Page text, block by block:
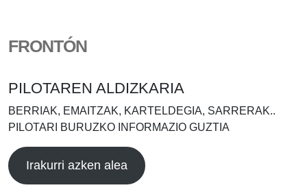
FRONTÓN
PILOTAREN ALDIZKARIA
BERRIAK, EMAITZAK, KARTELDEGIA, SARRERAK..
PILOTARI BURUZKO INFORMAZIO GUZTIA
Irakurri azken alea